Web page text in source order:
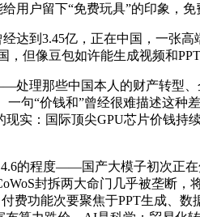
用户留下“免费玩具”的印象，
到3.45亿，正在中国，一张高
但像豆包如许能生成视频和
那些中国本人的财产转型、
句“价钱和”曾经很难描述这
实：国际顶尖GPU芯片价钱
的程度——国产大模子初次正
封拆两大命门几乎被垄断
费功能次要聚焦于PPT生成